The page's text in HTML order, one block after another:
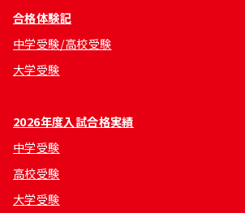
合格体験記
中学受験/高校受験
大学受験
2026年度入試合格実績
中学受験
高校受験
大学受験